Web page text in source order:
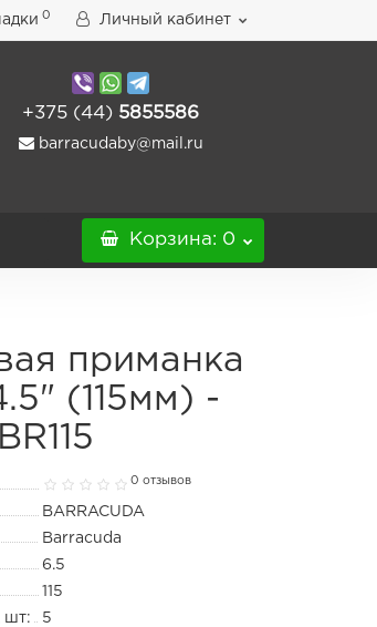
0 Личный кабинет
+375 (44) 5855586
barracudaby@mail.ru
Корзина: 0
приманка
(115мм) -
0 отзывов
BARRACUDA
Barracuda
6.5
115
шт:
5